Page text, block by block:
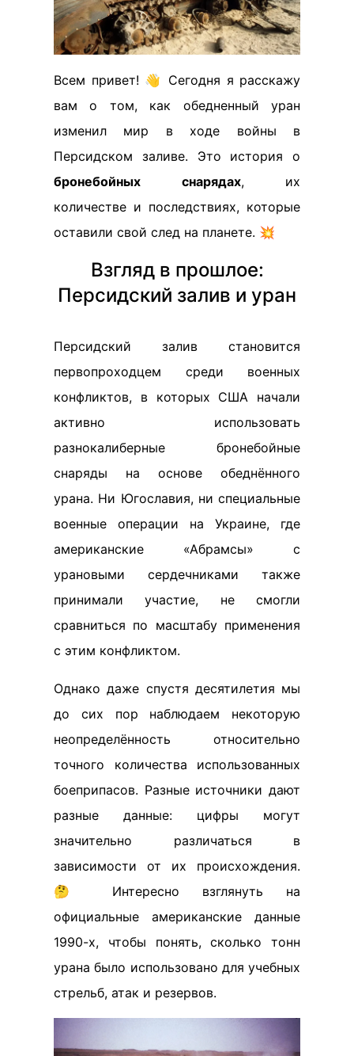
Всем привет! 👋 Сегодня я расскажу
вам о том, как обедненный уран
изменил мир в ходе войны в
Персидском заливе. Это история о
бронебойных снарядах, их
количестве и последствиях, которые
оставили свой след на планете. 💥
Взгляд в прошлое:
Персидский залив и уран
Персидский залив становится
первопроходцем среди военных
конфликтов, в которых США начали
активно использовать
разнокалиберные бронебойные
снаряды на основе обеднённого
урана. Ни Югославия, ни специальные
военные операции на Украине, где
американские «Абрамсы» с
урановыми сердечниками также
принимали участие, не смогли
сравниться по масштабу применения
с этим конфликтом.
Однако даже спустя десятилетия мы
до сих пор наблюдаем некоторую
неопределённость относительно
точного количества использованных
боеприпасов. Разные источники дают
разные данные: цифры могут
значительно различаться в
зависимости от их происхождения.
🤔 Интересно взглянуть на
официальные американские данные
1990-х, чтобы понять, сколько тонн
урана было использовано для учебных
стрельб, атак и резервов.